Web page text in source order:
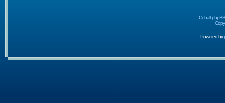
Cobalt
Powered by